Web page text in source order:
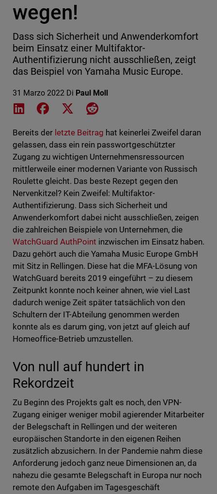
wegen!
Dass sich Sicherheit und Anwenderkomfort
beim Einsatz einer Multifaktor-
Authentifizierung nicht ausschließen, zeigt
das Beispiel von Yamaha Music Europe.
31 Marzo 2022 Di Paul Moll
Share on LinkedIn
Share on Facebook
Share on XShare on Reddit
Bereits der letzte Beitrag hat keinerlei Zweifel daran
gelassen, dass ein rein passwortgeschützter
Zugang zu wichtigen Unternehmensressourcen
mittlerweile einer modernen Variante von Russisch
Roulette gleicht. Das beste Rezept gegen den
Nervenkitzel? Kein Zweifel: Multifaktor-
Authentifizierung. Dass sich Sicherheit und
Anwenderkomfort dabei nicht ausschließen, zeigen
die zahlreichen Beispiele von Unternehmen, die
WatchGuard AuthPoint inzwischen im Einsatz haben.
Dazu gehört auch die Yamaha Music Europe GmbH
mit Sitz in Rellingen. Diese hat die MFA-Lösung von
WatchGuard bereits 2019 eingeführt – zu diesem
Zeitpunkt konnte noch keiner ahnen, wie viel Last
dadurch wenige Zeit später tatsächlich von den
Schultern der IT-Abteilung genommen werden
konnte als es darum ging, von jetzt auf gleich auf
Homeoffice-Betrieb umzustellen.
Von null auf hundert in
Rekordzeit
Zu Beginn des Projekts galt es noch, den VPN-
Zugang einiger weniger mobil agierender Mitarbeiter
der Belegschaft in Rellingen und der weiteren
europäischen Standorte in den eigenen Reihen
zusätzlich abzusichern. In der Pandemie nahm diese
Anforderung jedoch ganz neue Dimensionen an, da
nahezu die gesamte Belegschaft in Europa nur noch
remote den Aufgaben im Tagesgeschäft